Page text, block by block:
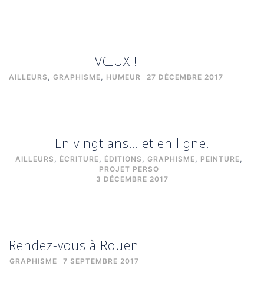
VŒUX !
AILLEURS , GRAPHISME, HUMEUR 27 DÉCEMBRE 2017
En vingt ans… et en ligne.
AILLEURS , ÉCRITURE, ÉDITIONS , GRAPHISME, PEINTURE,
PROJET PERSO
3 DÉCEMBRE 2017
Rendez-vous à Rouen
GRAPHISME 7 SEPTEMBRE 2017